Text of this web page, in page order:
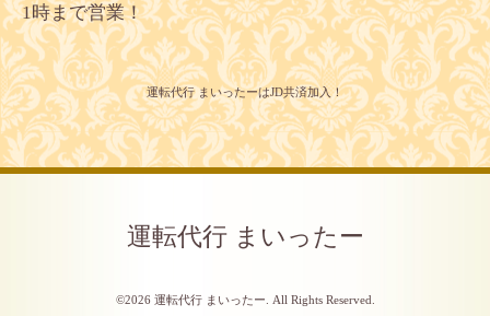
1時まで営業！
運転代行 まいったーはJD共済加入！
運転代行 まいったー
©2026 運転代行 まいったー . All Rights Reserved.